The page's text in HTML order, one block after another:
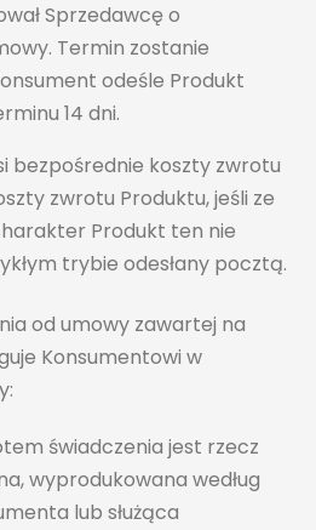
Sprzedawcę o
Termin zostanie
odeśle Produkt
14 dni.
bezpośrednie koszty zwrotu
zwrotu Produktu, jeśli ze
Produkt ten nie
trybie odesłany pocztą.
od umowy zawartej na
Konsumentowi w
świadczenia jest rzecz
wyprodukowana według
lub służąca